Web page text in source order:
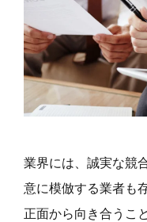
業界には、誠実な競
意に模倣する業者も
正面から向き合うこ